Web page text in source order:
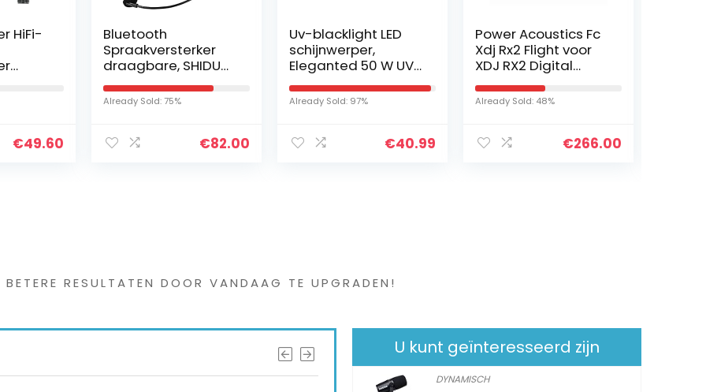
HiFi-
Amp
€49.60
Bluetooth
Spraakversterker
draagbare, SHIDU
Persoonlijke
Spraakversterker
18W met bekabelde
draagbare
Already Sold: 75%
€82.00
Uv-blacklight LED
schijnwerper,
Eleganted 50 W UV-
schijnwerper,
waterdicht IP66 UV-
straler, ultraviolet
Already Sold: 97%
€40.99
Power Acoustics Fc
Xdj Rx2 Flight voor
XDJ RX2 Digital
Controller
Already Sold: 48%
€266.00
RESULTATEN DOOR VANDAAG TE UPGRADEN!
U kunt geïnteresseerd zijn
DYNAMISCH